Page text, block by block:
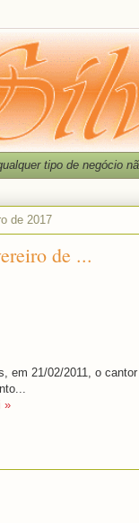
tipo de negócio
de 2017
de ...
em 21/02/2011, o
»